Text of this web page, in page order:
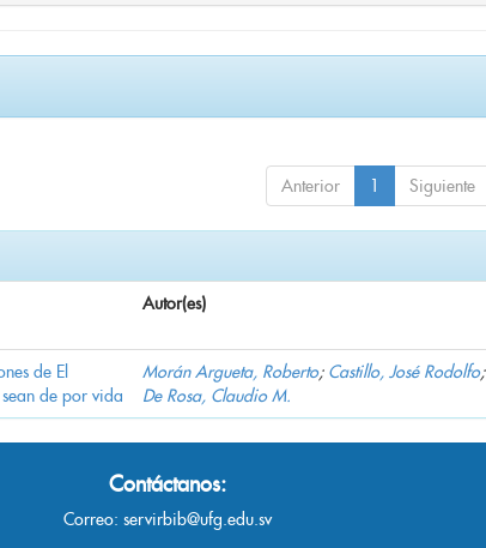
Anterior 1 Siguiente
Autor(es)
de El
de por vida
Morán Argueta, Roberto; Castillo, José Rodolfo;
De Rosa, Claudio M.
Contáctanos:
Correo: servirbib@ufg.edu.sv